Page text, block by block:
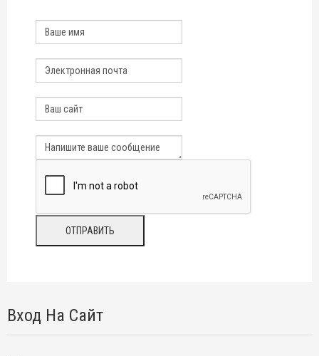
Вход На Сайт